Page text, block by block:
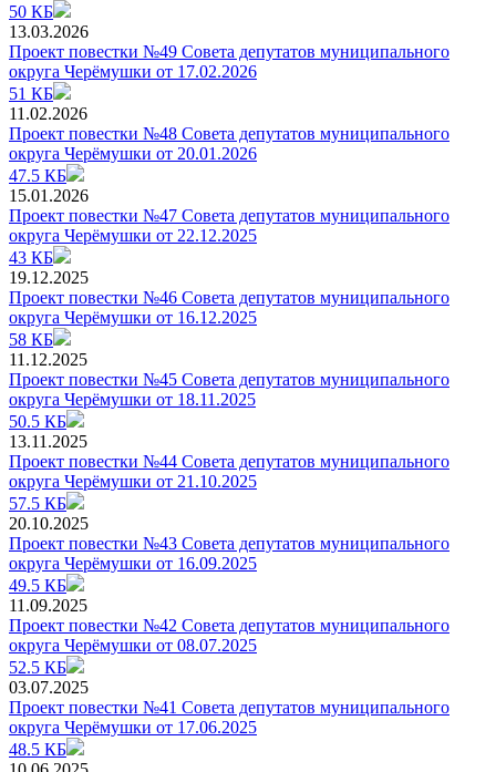
50 КБ
13.03.2026
Проект повестки №49 Совета депутатов муниципального
округа Черёмушки от 17.02.2026
51 КБ
11.02.2026
Проект повестки №48 Совета депутатов муниципального
округа Черёмушки от 20.01.2026
47.5 КБ
15.01.2026
Проект повестки №47 Совета депутатов муниципального
округа Черёмушки от 22.12.2025
43 КБ
19.12.2025
Проект повестки №46 Совета депутатов муниципального
округа Черёмушки от 16.12.2025
58 КБ
11.12.2025
Проект повестки №45 Совета депутатов муниципального
округа Черёмушки от 18.11.2025
50.5 КБ
13.11.2025
Проект повестки №44 Совета депутатов муниципального
округа Черёмушки от 21.10.2025
57.5 КБ
20.10.2025
Проект повестки №43 Совета депутатов муниципального
округа Черёмушки от 16.09.2025
49.5 КБ
11.09.2025
Проект повестки №42 Совета депутатов муниципального
округа Черёмушки от 08.07.2025
52.5 КБ
03.07.2025
Проект повестки №41 Совета депутатов муниципального
округа Черёмушки от 17.06.2025
48.5 КБ